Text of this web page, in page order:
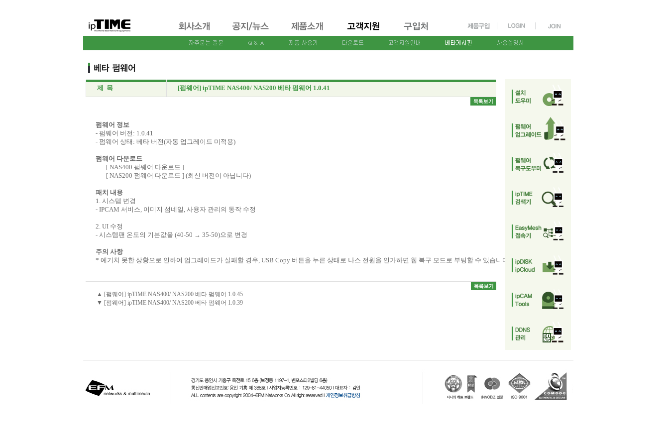
제 목 [펌웨어] ipTIME NAS400/ NAS200 베타 펌웨어 1.0.41
펌웨어 정보
- 펌웨어 버전: 1.0.41
- 펌웨어 상태: 베타 버전(자동 업그레이드 미적용)
펌웨어 다운로드
[ NAS400 펌웨어 다운로드 ]
[ NAS200 펌웨어 다운로드 ] (최신 버전이 아닙니다)
패치 내용
1. 시스템 변경
- IPCAM 서비스, 이미지 섬네일, 사용자 관리의 동작 수정
2. UI 수정
- 시스템팬 온도의 기본값을 (40-50 → 35-50)으로 변경
주의 사항
* 예기치 못한 상황으로 인하여 업그레이드가 실패할 경우, USB Copy 버튼을 누른 상태로 나스 전원을 인가하면 웹 복구 모드로 부팅할 수 있습니다.
▲ [펌웨어] ipTIME NAS400/ NAS200 베타 펌웨어 1.0.45
▼ [펌웨어] ipTIME NAS400/ NAS200 베타 펌웨어 1.0.39